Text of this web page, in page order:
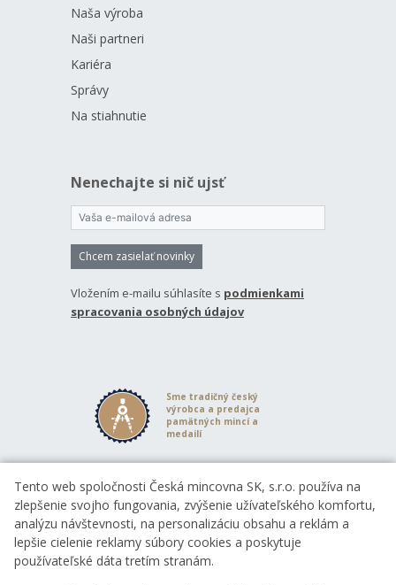
Naša výroba
Naši partneri
Kariéra
Správy
Na stiahnutie
Nenechajte si nič ujsť
Chcem zasielať novinky
Vložením e-mailu súhlasíte s podmienkami
spracovania osobných údajov
Sme tradičný český
výrobca a predajca
pamätných mincí a
medailí
Od roku 1993 razíme
mince pre Českú
republiku
Tento web spoločnosti Česká mincovna SK, s.r.o. používa na
zlepšenie svojho fungovania, zvýšenie užívateľského komfortu,
analýzu návštevnosti, na personalizáciu obsahu a reklám a
lepšie cielenie reklamy súbory cookies a poskytuje
používateľské dáta tretím stranám.